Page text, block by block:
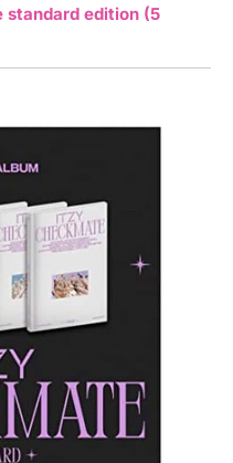
standard edition (5